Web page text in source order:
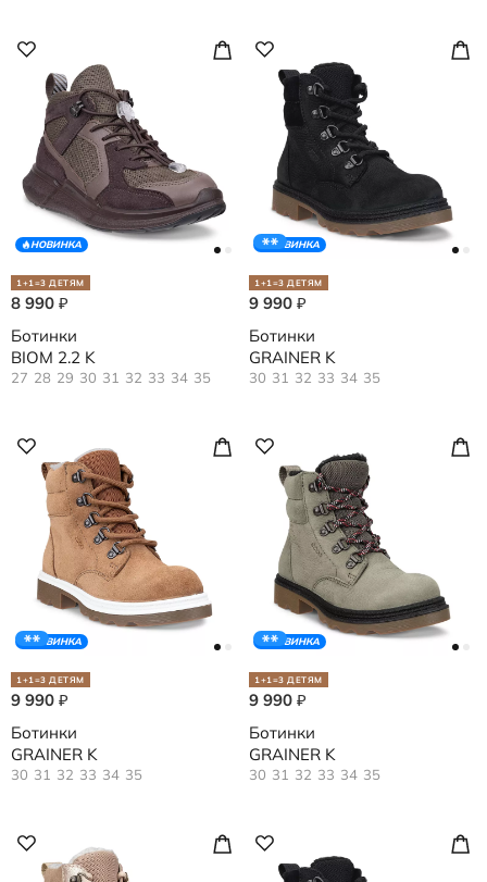
НОВИНКА
1+1=3 ДЕТЯМ
8 990 ₽
Ботинки
BIOM 2.2 K
27 28 29 30 31 32 33 34 35
НОВИНКА
1+1=3 ДЕТЯМ
9 990 ₽
Ботинки
GRAINER K
30 31 32 33 34 35
НОВИНКА
1+1=3 ДЕТЯМ
9 990 ₽
Ботинки
GRAINER K
30 31 32 33 34 35
НОВИНКА
1+1=3 ДЕТЯМ
9 990 ₽
Ботинки
GRAINER K
30 31 32 33 34 35